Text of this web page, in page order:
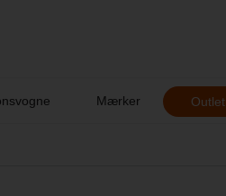
Mærker Outlet